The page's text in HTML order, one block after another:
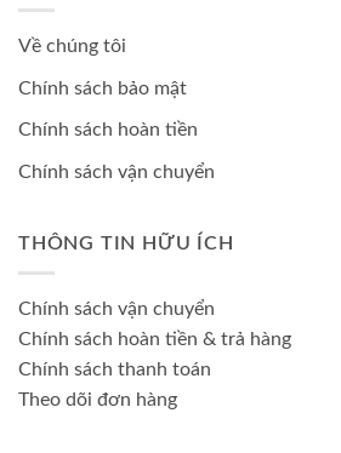
Về chúng tôi
Chính sách bảo mật
Chính sách hoàn tiền
Chính sách vận chuyển
THÔNG TIN HỮU ÍCH
Chính sách vận chuyển
Chính sách hoàn tiền & trả hàng
Chính sách thanh toán
Theo dõi đơn hàng